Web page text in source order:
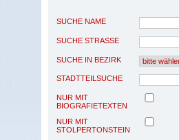
SUCHE NAME
SUCHE STRASSE
SUCHE IN BEZIRK
STADTTEILSUCHE
NUR MIT
BIOGRAFIETEXTEN
NUR MIT
STOLPERTONSTEIN